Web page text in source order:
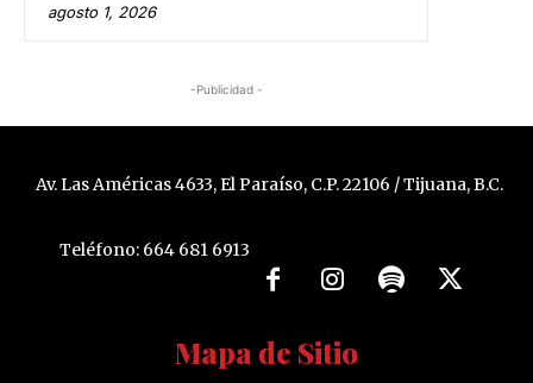
agosto 1, 2026
-Publicidad -
Av. Las Américas 4633, El Paraíso, C.P. 22106 / Tijuana, B.C.
Teléfono: 664 681 6913
Mapa de Sitio